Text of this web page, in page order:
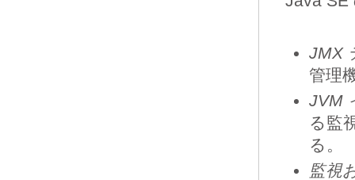
JMX
管理
JVM
る監
る。
監視